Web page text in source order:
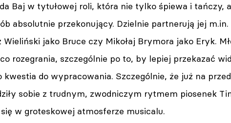
Baj w tytułowej roli, która nie tylko śpiewa i tańczy,
absolutnie przekonujący. Dzielnie partnerują jej
Wieliński jako Bruce czy Mikołaj Brymora jako Eryk.
rozegrania, szczególnie po to, by lepiej przekazać
do wypracowania. Szczególnie, że już na
sobie z trudnym, zwodniczym rytmem piosenek
w groteskowej atmosferze musicalu.